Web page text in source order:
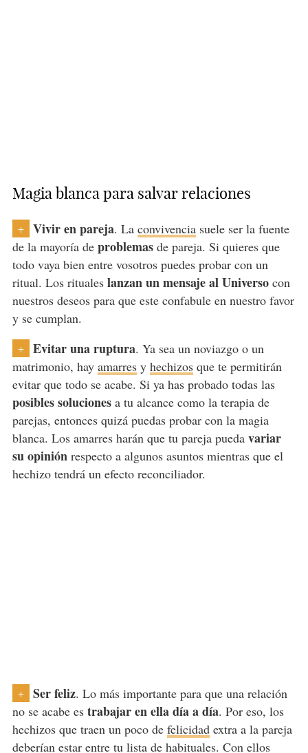
Magia blanca para salvar relaciones
+ Vivir en pareja. La convivenciasuele ser la fuente
de la mayoría de problemasde pareja. Si quieres que
todo vaya bien entre vosotros puedes probar con un
ritual. Los rituales lanzan un mensaje al Universocon
nuestros deseos para que este confabule en nuestro favor
y se cumplan.
+ Evitar una ruptura. Ya sea un noviazgo o un
matrimonio, hay amarresy hechizosque te permitirán
evitar que todo se acabe. Si ya has probado todas las
posibles solucionesa tu alcance como la terapia de
parejas, entonces quizá puedas probar con la magia
blanca. Los amarres harán que tu pareja pueda variar
su opinión respecto a algunos asuntos mientras que el
hechizo tendrá un efecto reconciliador.
+ Ser feliz. Lo más importante para que una relación
no se acabe es trabajar en ella día a día. Por eso, los
hechizos que traen un poco de felicidadextra a la pareja
deberían estar entre tu lista de habituales. Con ellos